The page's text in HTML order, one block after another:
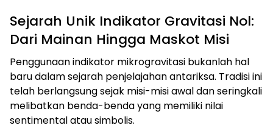
Sejarah Unik Indikator Gravitasi Nol:
Dari Mainan Hingga Maskot Misi
Penggunaan indikator mikrogravitasi bukanlah hal
baru dalam sejarah penjelajahan antariksa. Tradisi ini
telah berlangsung sejak misi-misi awal dan seringkali
melibatkan benda-benda yang memiliki nilai
sentimental atau simbolis.